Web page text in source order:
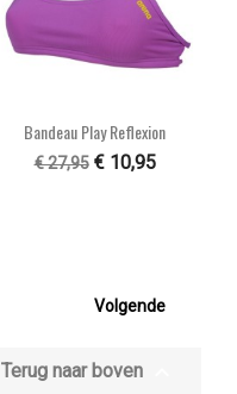
Bandeau Play Reflexion
€ 27,95 € 10,95
Volgende
Terug naar boven